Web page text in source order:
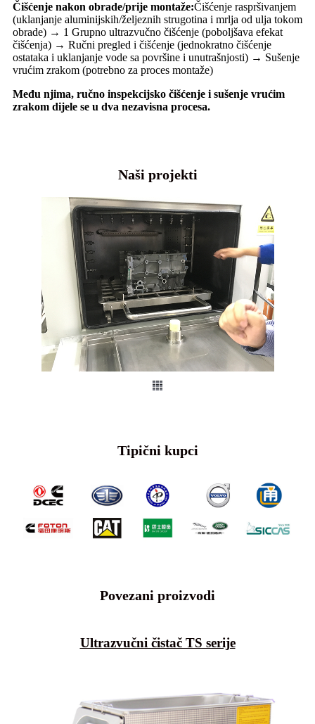
Čišćenje nakon obrade/prije montaže:Čišćenje raspršivanjem
(uklanjanje aluminijskih/željeznih strugotina i mrlja od ulja tokom
obrade) → 1 Grupno ultrazvučno čišćenje (poboljšava efekat
čišćenja) → Ručni pregled i čišćenje (jednokratno čišćenje
ostataka i uklanjanje vode sa površine i unutrašnjosti) → Sušenje
vrućim zrakom (potrebno za proces montaže)
Među njima, ručno inspekcijsko čišćenje i sušenje vrućim
zrakom dijele se u dva nezavisna procesa.
Naši projekti
Tipični kupci
Povezani proizvodi
Ultrazvučni čistač TS serije